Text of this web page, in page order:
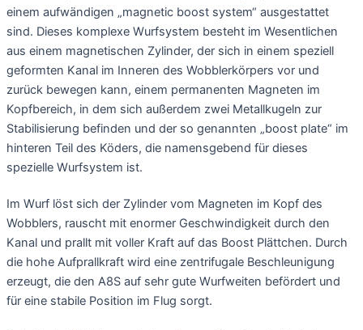
einem aufwändigen „magnetic boost system“ ausgestattet
sind. Dieses komplexe Wurfsystem besteht im Wesentlichen
aus einem magnetischen Zylinder, der sich in einem speziell
geformten Kanal im Inneren des Wobblerkörpers vor und
zurück bewegen kann, einem permanenten Magneten im
Kopfbereich, in dem sich außerdem zwei Metallkugeln zur
Stabilisierung befinden und der so genannten „boost plate“ im
hinteren Teil des Köders, die namensgebend für dieses
spezielle Wurfsystem ist.
Im Wurf löst sich der Zylinder vom Magneten im Kopf des
Wobblers, rauscht mit enormer Geschwindigkeit durch den
Kanal und prallt mit voller Kraft auf das Boost Plättchen. Durch
die hohe Aufprallkraft wird eine zentrifugale Beschleunigung
erzeugt, die den A8S auf sehr gute Wurfweiten befördert und
für eine stabile Position im Flug sorgt.